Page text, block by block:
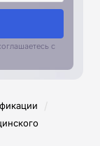
с
/